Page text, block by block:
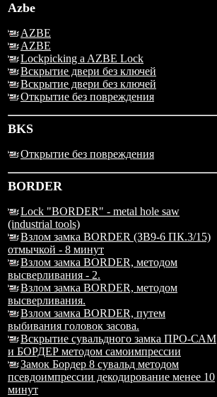
Azbe
AZBE
AZBE
Lockpicking a AZBE Lock
Вскрытие двери без ключей
Вскрытие двери без ключей
Открытие без повреждения
BKS
Открытие без повреждения
BORDER
Lock "BORDER" - metal hole saw
(industrial tools)
Взлом замка BORDER (ЗВ9-6 ПК.3/15)
отмычкой - 8 минут
Взлом замка BORDER, методом
высверливания - 2.
Взлом замка BORDER, методом
высверливания.
Взлом замка BORDER, путем
выбивания головок засова.
Вскрытие сувальдного замка ПРО-САМ
и БОРДЕР методом самоимпрессии
Замок Бордер 8 сувальд методом
псевдоимпрессии декодирование менее 10
минут